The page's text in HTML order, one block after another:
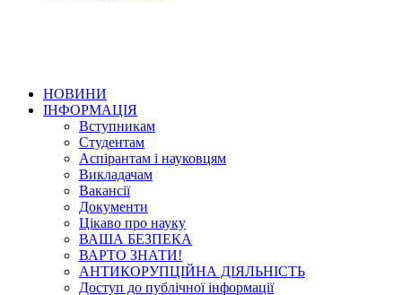
НОВИНИ
ІНФОРМАЦІЯ
Вступникам
Студентам
Аспірантам і науковцям
Викладачам
Вакансії
Документи
Цікаво про науку
ВАША БЕЗПЕКА
ВАРТО ЗНАТИ!
АНТИКОРУПЦІЙНА ДІЯЛЬНІСТЬ
Доступ до публічної інформації